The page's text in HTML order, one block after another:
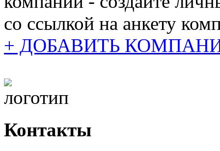
cо ссылкой на анкету
+ ДОБАВИТЬ
Контакты